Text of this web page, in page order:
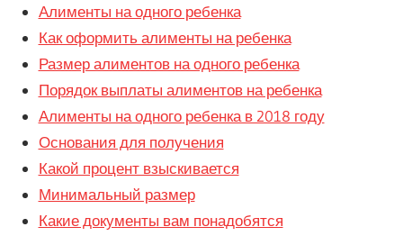
Алименты на одного ребенка
Как оформить алименты на ребенка
Размер алиментов на одного ребенка
Порядок выплаты алиментов на ребенка
Алименты на одного ребенка в 2018 году
Основания для получения
Какой процент взыскивается
Минимальный размер
Какие документы вам понадобятся